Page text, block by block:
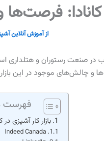
کانادا:
ازآموزش آنلاین
در صنعت رستوران و هتلداری
فهرست
بازار کار آشپزی در
Indeed Canada